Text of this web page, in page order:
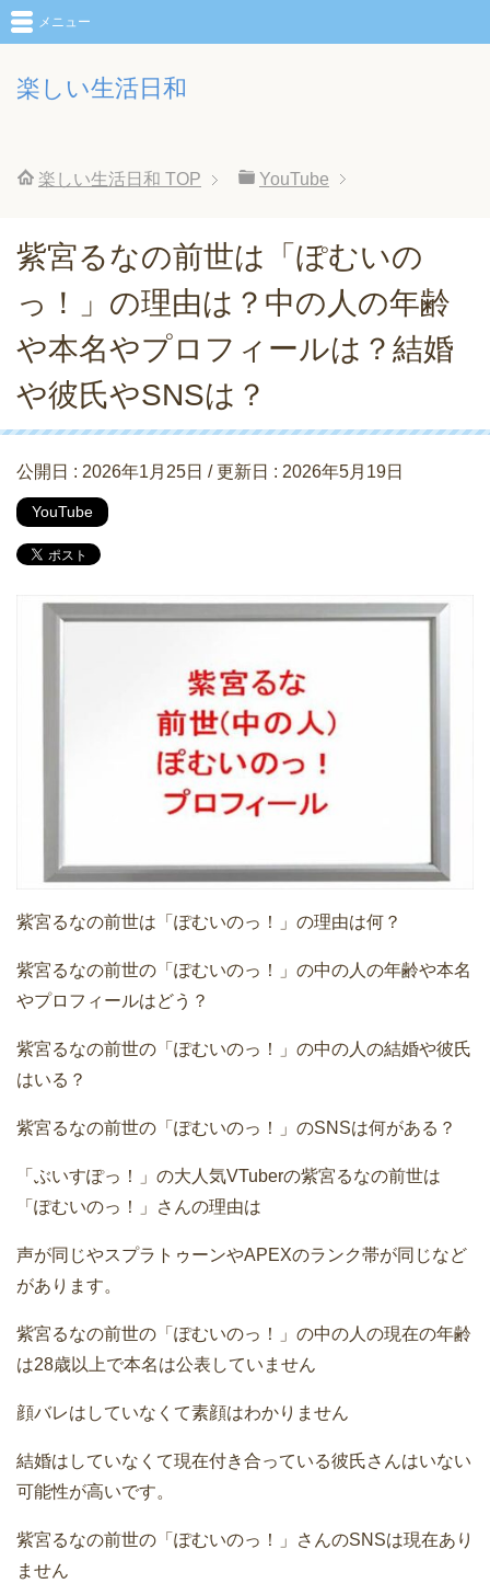
楽しい生活日和
メニュー
楽しい生活日和 TOP YouTube
紫宮るなの前世は「ぽむいの
っ！」の理由は？中の人の年齢
や本名やプロフィールは？結婚
や彼氏やSNSは？
公開日 : 2026年1月25日 / 更新日 : 2026年5月19日
YouTube
紫宮るなの前世は「ぽむいのっ！」の理由は何？
紫宮るなの前世の「ぽむいのっ！」の中の人の年齢や本名
やプロフィールはどう？
紫宮るなの前世の「ぽむいのっ！」の中の人の結婚や彼氏
はいる？
紫宮るなの前世の「ぽむいのっ！」のSNSは何がある？
「ぶいすぽっ！」の大人気VTuberの紫宮るなの前世は
「ぽむいのっ！」さんの理由は
声が同じやスプラトゥーンやAPEXのランク帯が同じなど
があります。
紫宮るなの前世の「ぽむいのっ！」の中の人の現在の年齢
は28歳以上で本名は公表していません
顔バレはしていなくて素顔はわかりません
結婚はしていなくて現在付き合っている彼氏さんはいない
可能性が高いです。
紫宮るなの前世の「ぽむいのっ！」さんのSNSは現在あり
ません